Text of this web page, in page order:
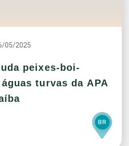
05/2025
peixes-boi-
turvas da APA
BR